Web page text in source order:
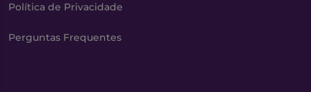
Política de Privacidade
Perguntas Frequentes